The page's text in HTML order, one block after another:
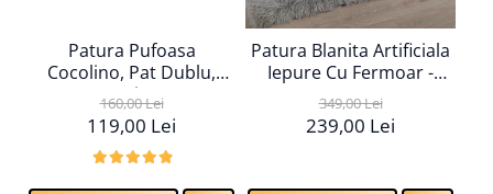
Patura Pufoasa
Cocolino, Pat Dublu,
Textura Reiata, Crem
160,00 Lei
119,00 Lei
Patura Blanita Artificiala
Iepure Cu Fermoar -
Turcoaz
349,00 Lei
239,00 Lei